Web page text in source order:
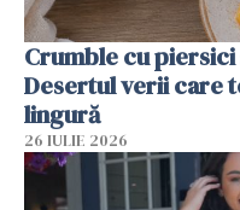
Crumble cu
Desertul verii care
lingură
26 IULIE 2026